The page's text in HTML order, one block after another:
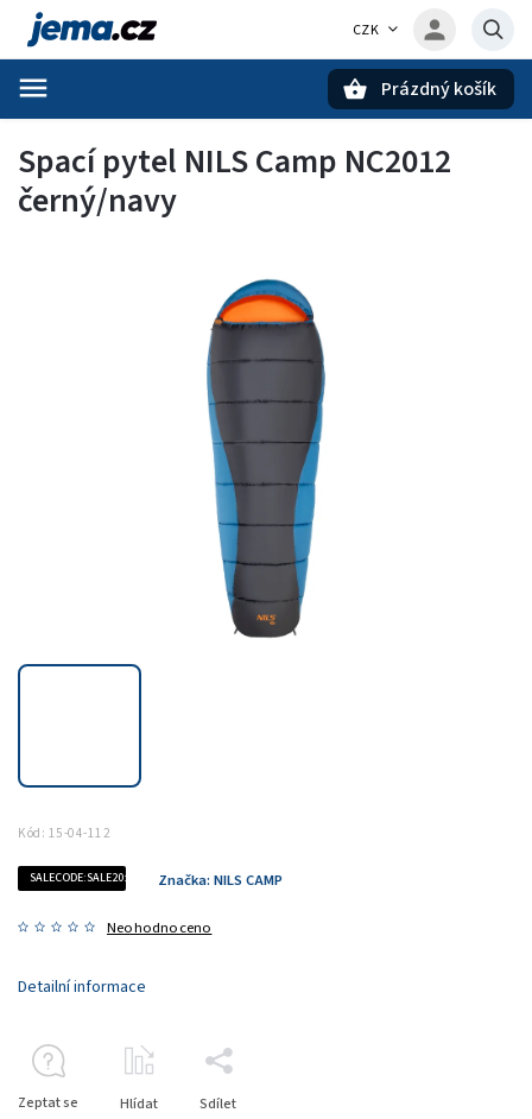
CZK
Prázdný košík
Spací pytel NILS Camp NC2012
černý/navy
Kód: 15-04-112
SALECODE:SALE20:20:%
Neohodnoceno
Značka: NILS CAMP
Detailní informace
Zeptat se Hlídat Sdílet